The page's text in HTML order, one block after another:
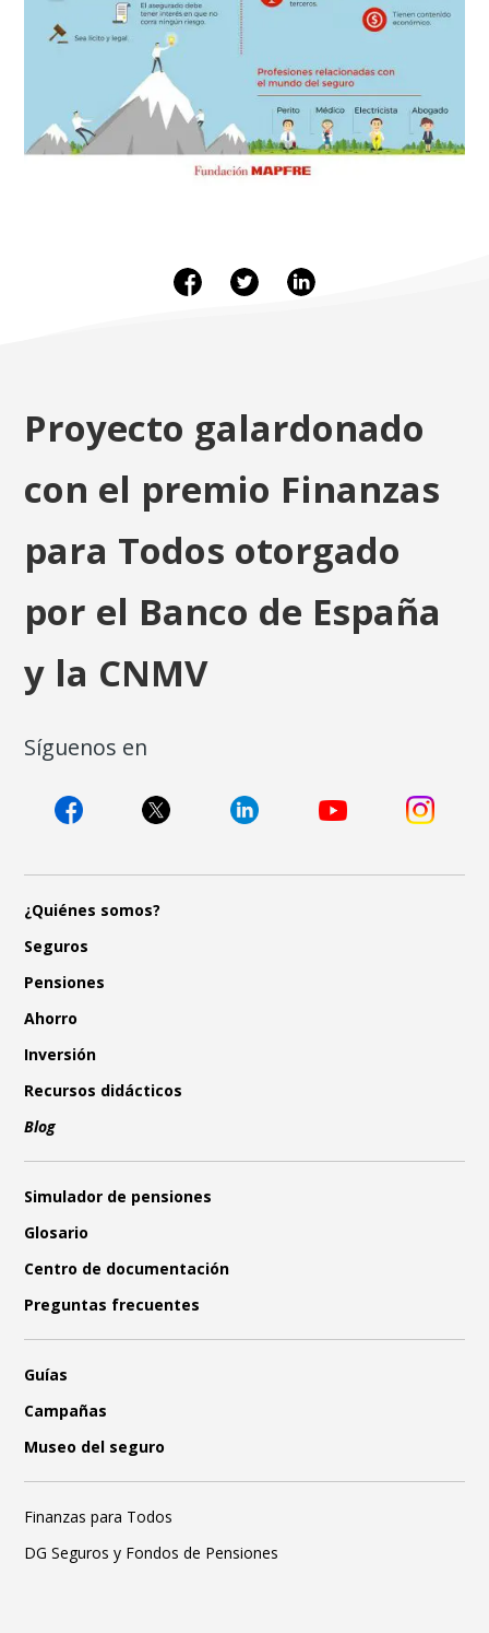
Proyecto galardonado
con el premio Finanzas
para Todos otorgado
por el Banco de España
y la CNMV
Síguenos en
¿Quiénes somos?
Seguros
Pensiones
Ahorro
Inversión
Recursos didácticos
Blog
Simulador de pensiones
Glosario
Centro de documentación
Preguntas frecuentes
Guías
Campañas
Museo del seguro
Finanzas para Todos
DG Seguros y Fondos de Pensiones